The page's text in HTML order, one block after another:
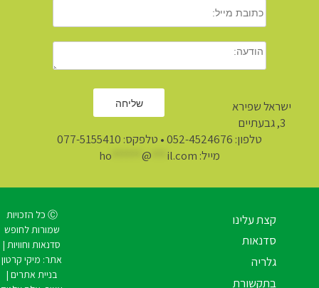
ישראל שפירא
3, גבעתיים
טלפון: 052-4524676• טלפקס: 077-5155410
מייל:
ho @ il.com
קצת עלינו
סדנאות
גלריה
בתקשורת
Ⓒ כל הזכויות
שמורות לחופש
סדנאות וחוויות |
אתר: מיקי קרטון
בניית אתרים |